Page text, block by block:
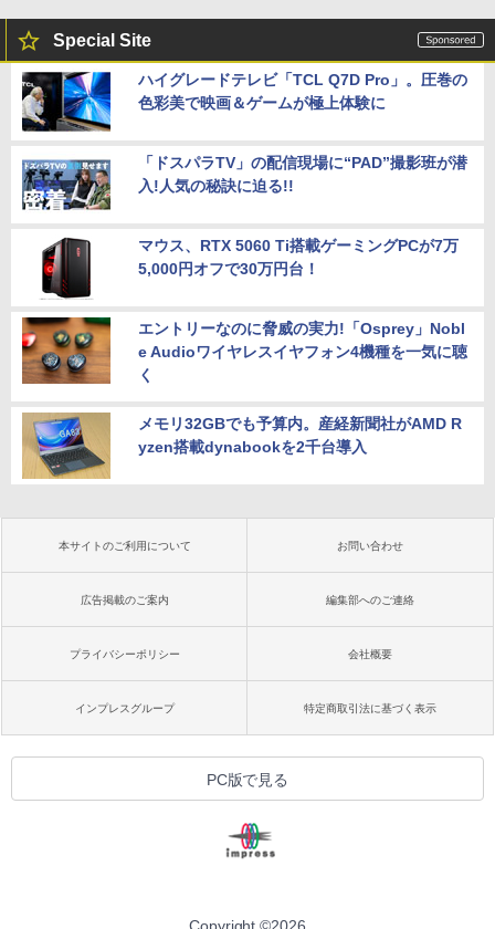
Special Site
ハイグレードテレビ「TCL Q7D Pro」。圧巻の
色彩美で映画＆ゲームが極上体験に
「ドスパラTV」の配信現場に“PAD”撮影班が潜
入!人気の秘訣に迫る!!
マウス、RTX 5060 Ti搭載ゲーミングPCが7万
5,000円オフで30万円台！
エントリーなのに脅威の実力!「Osprey」Nobl
e Audioワイヤレスイヤフォン4機種を一気に聴
く
メモリ32GBでも予算内。産経新聞社がAMD R
yzen搭載dynabookを2千台導入
本サイトのご利用について お問い合わせ
広告掲載のご案内 編集部へのご連絡
プライバシーポリシー 会社概要
インプレスグループ 特定商取引法に基づく表示
PC版で見る